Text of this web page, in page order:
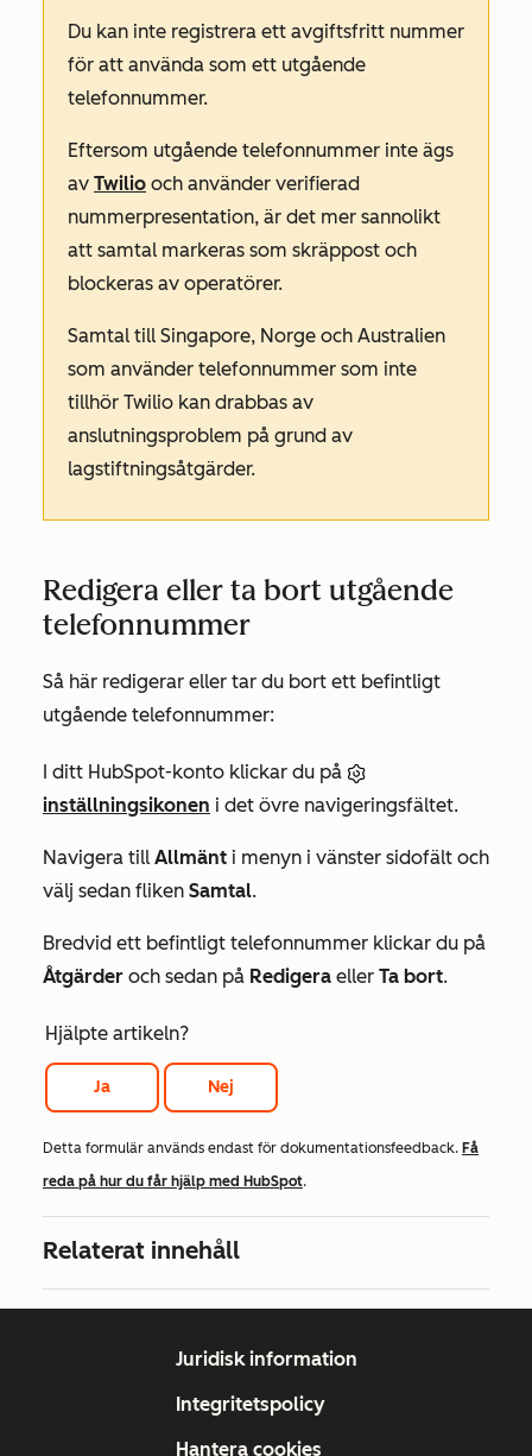
Du kan inte registrera ett avgiftsfritt nummer
för att använda som ett utgående
telefonnummer.
Eftersom utgående telefonnummer inte ägs
av Twilio och använder verifierad
nummerpresentation, är det mer sannolikt
att samtal markeras som skräppost och
blockeras av operatörer.
Samtal till Singapore, Norge och Australien
som använder telefonnummer som inte
tillhör Twilio kan drabbas av
anslutningsproblem på grund av
lagstiftningsåtgärder.
Redigera eller ta bort utgående
telefonnummer
Så här redigerar eller tar du bort ett befintligt
utgående telefonnummer:
I ditt HubSpot-konto klickar du på
inställningsikonen i det övre navigeringsfältet.
Navigera till Allmänt i menyn i vänster sidofält och
välj sedan fliken Samtal.
Bredvid ett befintligt telefonnummer klickar du på
Åtgärder och sedan på Redigera eller Ta bort.
Hjälpte artikeln?
Ja Nej
Detta formulär används endast för dokumentationsfeedback. Få
reda på hur du får hjälp med HubSpot.
Relaterat innehåll
Juridisk information
Integritetspolicy
Hantera cookies